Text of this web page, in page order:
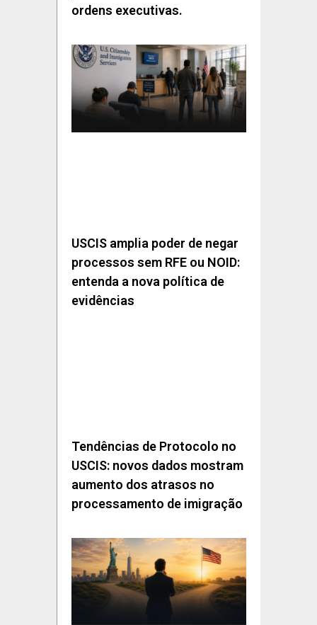
ordens executivas.
USCIS amplia poder de negar
processos sem RFE ou NOID:
entenda a nova política de
evidências
Tendências de Protocolo no
USCIS: novos dados mostram
aumento dos atrasos no
processamento de imigração